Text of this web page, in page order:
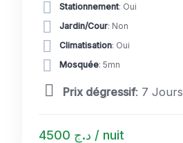
Stationnement: Oui
Jardin/Cour: Non
Climatisation: Oui
Mosquée: 5mn
Prix dégressif: 7 Jours
د.ج 4500 / nuit